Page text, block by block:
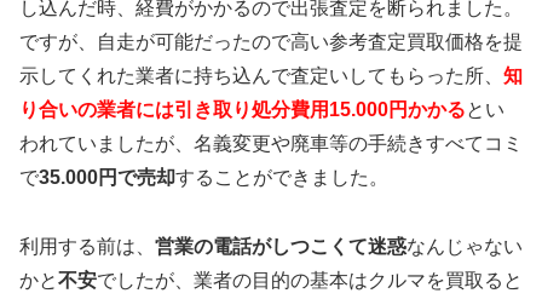
し込んだ時、経費がかかるので出張査定を断られました。
ですが、自走が可能だったので高い参考査定買取価格を提
示してくれた業者に持ち込んで査定いしてもらった所、 知
り合いの業者には引き取り処分費用15.000円かかるとい
われていましたが、名義変更や廃車等の手続きすべてコミ
で35.000円で売却することができました。
利用する前は、 営業の電話がしつこくて迷惑なんじゃない
かと不安でしたが、業者の目的の基本はクルマを買取ると